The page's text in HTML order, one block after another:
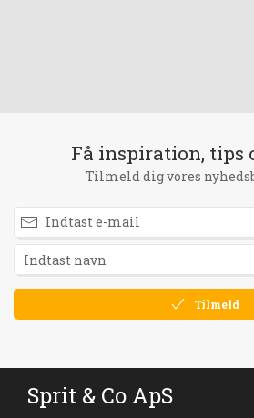
Få inspiration, tips
Tilmeld dig vores
Tilmeld
Sprit & Co ApS